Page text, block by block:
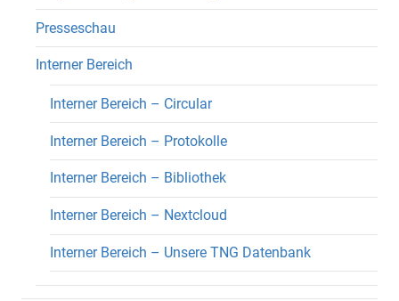
Presseschau
Interner Bereich
Interner Bereich – Circular
Interner Bereich – Protokolle
Interner Bereich – Bibliothek
Interner Bereich – Nextcloud
Interner Bereich – Unsere TNG Datenbank